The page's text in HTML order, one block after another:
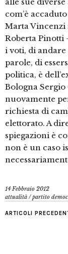
alle sue
com’è
Marta Vincenzi
Roberta Pinotti
i voti, di
parole, di
politica, è
Bologna
nuovamente
richiesta di
elettorato. A
spiegazioni è
non è un caso
14 Febbraio 2012
attualità /partito
ARTICOLI